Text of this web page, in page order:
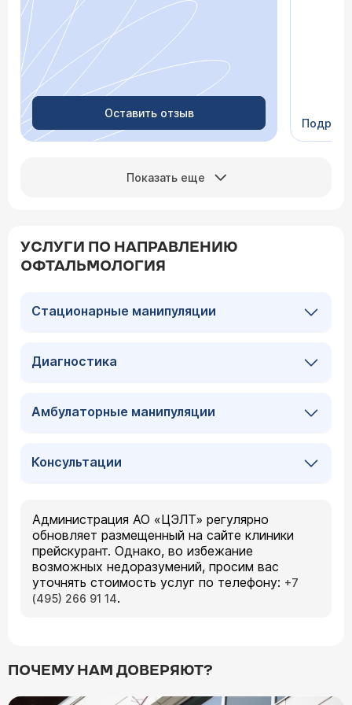
Оставить отзыв
Сейчас
Показать еще
УСЛУГИ ПО НАПРАВЛЕНИЮ
ОФТАЛЬМОЛОГИЯ
Стационарные манипуляции
Диагностика
Амбулаторные манипуляции
Консультации
Администрация АО «ЦЭЛТ» регулярно
обновляет размещенный на сайте клиники
прейскурант. Однако, во избежание
возможных недоразумений, просим вас
уточнять стоимость услуг по телефону: +7
(495) 266 91 14.
ПОЧЕМУ НАМ ДОВЕРЯЮТ?